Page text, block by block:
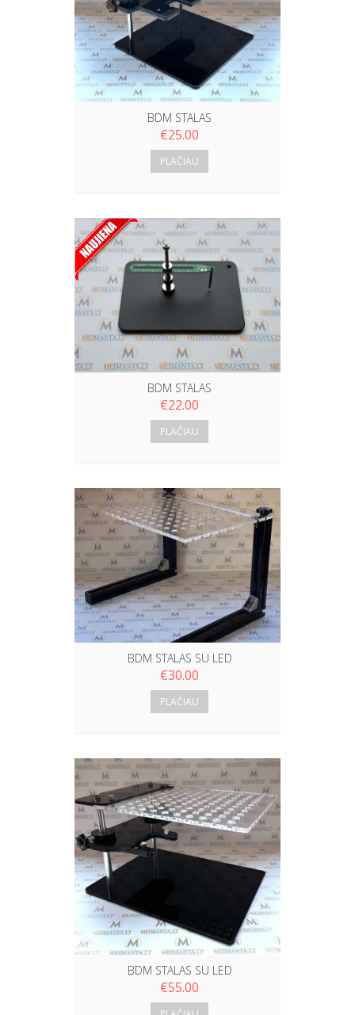
BDM STALAS
€25.00
PLAČIAU
BDM STALAS
€22.00
PLAČIAU
BDM STALAS SU LED
€30.00
PLAČIAU
BDM STALAS SU LED
€55.00